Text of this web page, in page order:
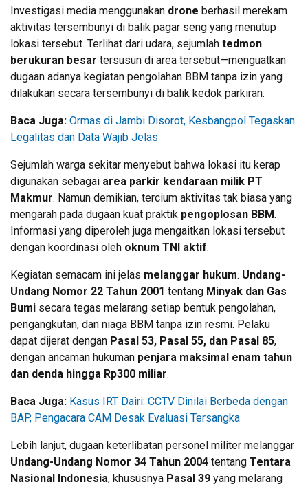
Investigasi media menggunakan drone berhasil merekam
aktivitas tersembunyi di balik pagar seng yang menutup
lokasi tersebut. Terlihat dari udara, sejumlah tedmon
berukuran besar tersusun di area tersebut—menguatkan
dugaan adanya kegiatan pengolahan BBM tanpa izin yang
dilakukan secara tersembunyi di balik kedok parkiran.
Baca Juga: Ormas di Jambi Disorot, Kesbangpol Tegaskan
Legalitas dan Data Wajib Jelas
Sejumlah warga sekitar menyebut bahwa lokasi itu kerap
digunakan sebagai area parkir kendaraan milik PT
Makmur. Namun demikian, tercium aktivitas tak biasa yang
mengarah pada dugaan kuat praktik pengoplosan BBM.
Informasi yang diperoleh juga mengaitkan lokasi tersebut
dengan koordinasi oleh oknum TNI aktif.
Kegiatan semacam ini jelas melanggar hukum. Undang-
Undang Nomor 22 Tahun 2001 tentang Minyak dan Gas
Bumi secara tegas melarang setiap bentuk pengolahan,
pengangkutan, dan niaga BBM tanpa izin resmi. Pelaku
dapat dijerat dengan Pasal 53, Pasal 55, dan Pasal 85,
dengan ancaman hukuman penjara maksimal enam tahun
dan denda hingga Rp300 miliar.
Baca Juga: Kasus IRT Dairi: CCTV Dinilai Berbeda dengan
BAP, Pengacara CAM Desak Evaluasi Tersangka
Lebih lanjut, dugaan keterlibatan personel militer melanggar
Undang-Undang Nomor 34 Tahun 2004 tentang Tentara
Nasional Indonesia, khususnya Pasal 39 yang melarang